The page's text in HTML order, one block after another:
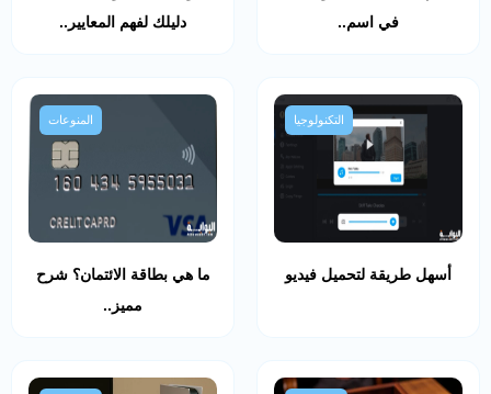
في اسم.. دليلك لفهم المعايير..
التكنولوجيا
أسهل طريقة لتحميل فيديو
المنوعات
ما هي بطاقة الائتمان؟ شرح
مميز..